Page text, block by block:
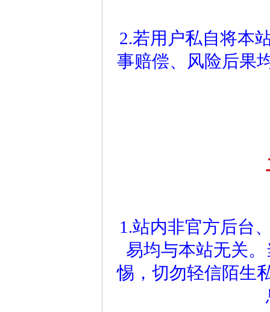
2.若用户私自将本
事赔偿、风险后果
1.站内非官方后台
易均与本站无关
惕，切勿轻信陌生